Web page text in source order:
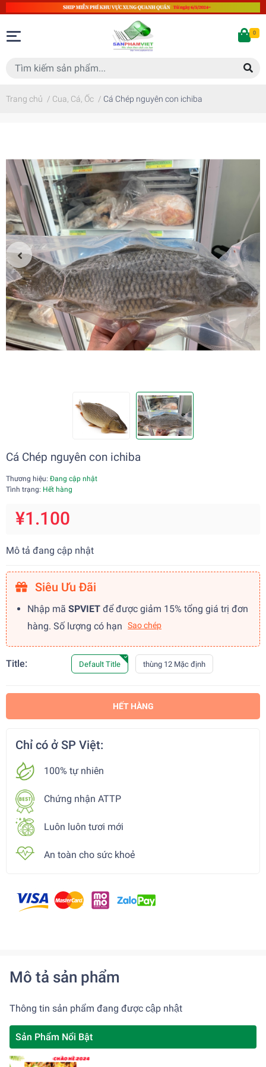
0
Trang chủ / Cua, Cá, Ốc / Cá Chép nguyên con ichiba
Cá Chép nguyên con ichiba
Thương hiệu: Đang cập nhật
Tình trạng: Hết hàng
¥1.100
Mô tả đang cập nhật
Siêu Ưu Đãi
Nhập mã SPVIET để được giảm 15% tổng giá trị đơn
hàng. Số lượng có hạn
Sao chép
Title: Default Title thùng 12 Mặc định
HẾT HÀNG
Chỉ có ở SP Việt:
100% tự nhiên
Chứng nhận ATTP
Luôn luôn tươi mới
An toàn cho sức khoẻ
Mô tả sản phẩm
Thông tin sản phẩm đang được cập nhật
Sản Phẩm Nổi Bật